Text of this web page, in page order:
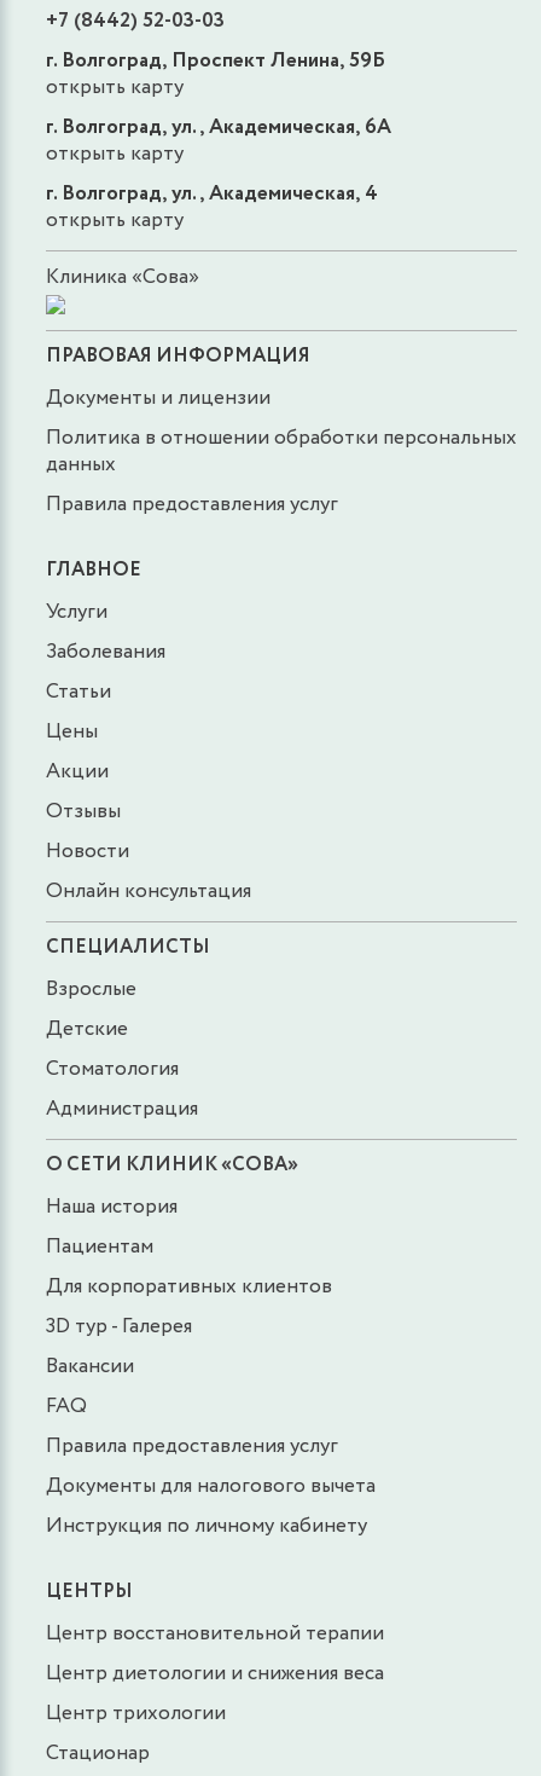
+7 (8442) 52-03-03
г. Волгоград, Проспект Ленина, 59Б
открыть карту
г. Волгоград, ул., Академическая, 6А
открыть карту
г. Волгоград, ул., Академическая, 4
открыть карту
Клиника «Сова»
ПРАВОВАЯ ИНФОРМАЦИЯ
Документы и лицензии
Политика в отношении обработки персональных
данных
Правила предоставления услуг
ГЛАВНОЕ
Услуги
Заболевания
Статьи
Цены
Акции
Отзывы
Новости
Онлайн консультация
СПЕЦИАЛИСТЫ
Взрослые
Детские
Стоматология
Администрация
О СЕТИ КЛИНИК «СОВА»
Наша история
Пациентам
Для корпоративных клиентов
3D тур - Галерея
Вакансии
FAQ
Правила предоставления услуг
Документы для налогового вычета
Инструкция по личному кабинету
ЦЕНТРЫ
Центр восстановительной терапии
Центр диетологии и снижения веса
Центр трихологии
Стационар